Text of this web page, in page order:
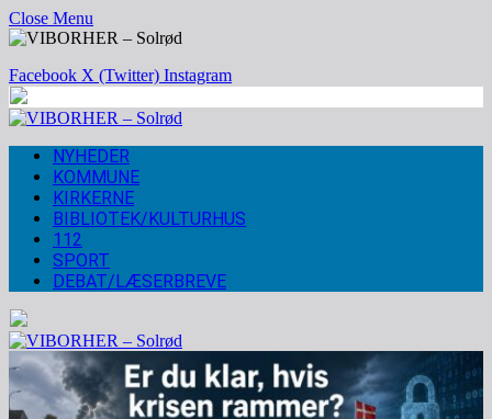
Close Menu
Facebook X (Twitter) Instagram
NYHEDER
KOMMUNE
KIRKERNE
BIBLIOTEK/KULTURHUS
112
SPORT
DEBAT/LÆSERBREVE